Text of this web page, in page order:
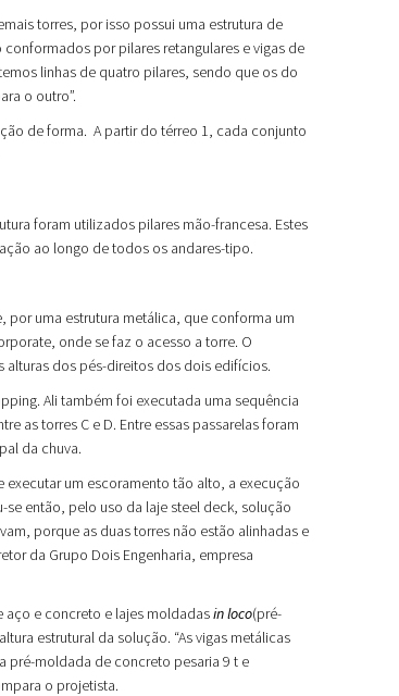
torres, por isso possui uma estrutura de
por pilares retangulares e vigas de
linhas de quatro pilares, sendo que os do
o outro”.
de forma. A partir do térreo 1, cada conjunto
foram utilizados pilares mão-francesa. Estes
ao longo de todos os andares-tipo.
por uma estrutura metálica, que conforma um
onde se faz o acesso a torre. O
alturas dos pés-direitos dos dois edifícios.
Ali também foi executada uma sequência
as torres C e D. Entre essas passarelas foram
da chuva.
um escoramento tão alto, a execução
então, pelo uso da laje steel deck, solução
porque as duas torres não estão alinhadas e
da Grupo Dois Engenharia, empresa
e concreto e lajes moldadasin loco(pré-
estrutural da solução. “As vigas metálicas
pré-moldada de concreto pesaria 9 t e
o projetista.